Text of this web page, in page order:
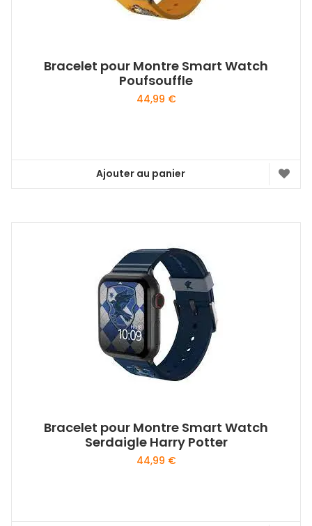
Bracelet pour Montre Smart Watch
Poufsouffle
44,99 €
Ajouter au panier
Bracelet pour Montre Smart Watch
Serdaigle Harry Potter
44,99 €